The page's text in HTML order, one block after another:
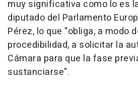
muy significativa como lo es
diputado del Parlamento
Pérez, lo que "obliga, a modo
procedibilidad, a solicitar la
Cámara para que la fase
sustanciarse".